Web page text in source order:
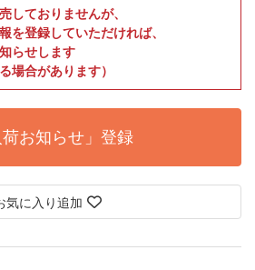
しておりませんが、
を登録していただければ、
らせします
場合があります）
荷お知らせ」登録
気に入り追加